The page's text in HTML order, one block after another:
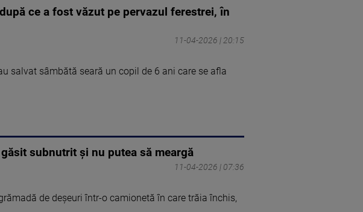
ce a fost văzut pe pervazul ferestrei, în
11-04-2026 | 20:15
salvat sâmbătă seară un copil de 6 ani care se afla
subnutrit și nu putea să meargă
11-04-2026 | 07:36
de deşeuri într-o camionetă în care trăia închis,